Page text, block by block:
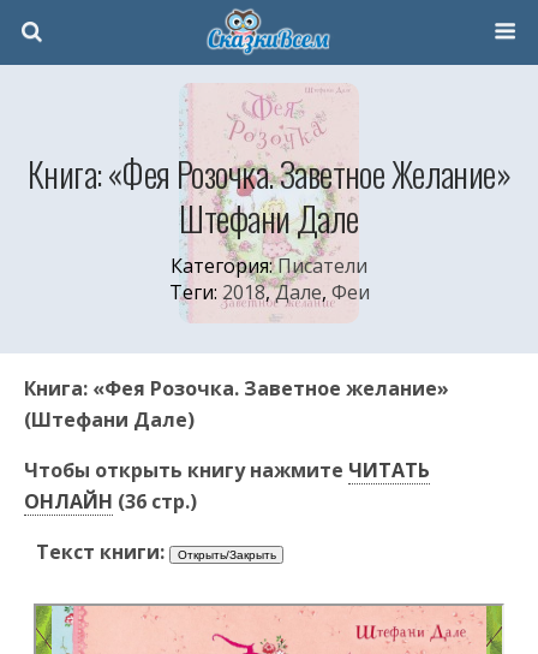
Книга: «Фея Розочка. Заветное Желание»
Штефани Дале
Категория:Писатели
Теги: 2018,Дале, Феи
Книга: «Фея Розочка. Заветное желание»
(Штефани Дале)
Чтобы открыть книгу нажмите ЧИТАТЬ
ОНЛАЙН (36 стр.)
Текст книги: